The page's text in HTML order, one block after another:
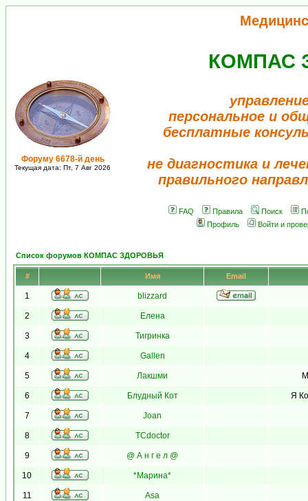
Форуму 6678-й день
Текущая дата: Пт, 7 Авг 2026
КОМПАС
персональное и
бесплатные
не диагностика и
правильного
FAQ Правила Поиск
Профиль
Войти и
Список форумов КОМПАС ЗДОРОВЬЯ
# Имя Email
1 blizzard
2 Елена
3 Тигринка
4 Gallen
5 Лакшми
6 Блудный Кот Я
7 Joan
8 TCdoctor
9 @ А н г е л @
10 *Марина*
11 Asa